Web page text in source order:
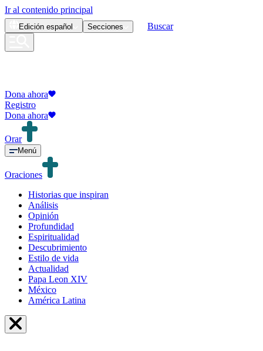
Ir al contenido principal
Edición español Secciones Buscar
Dona ahora
Registro
Dona ahora
Orar
Menú
Oraciones
Historias que inspiran
Análisis
Opinión
Profundidad
Espiritualidad
Descubrimiento
Estilo de vida
Actualidad
Papa Leon XIV
México
América Latina